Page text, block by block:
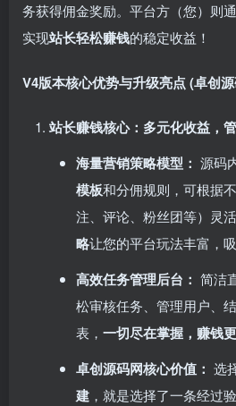
务获得佣金奖励。平台方（您）则
实现站长轻松赚钱的稳定收益！
V4版本核心优势与升级亮点 (卓创
站长赚钱核心：多元化收益，
海量营销策略模型：​ 源码
模板和分佣规则，可根据
注、评论、粉丝团等）灵活
略让您的平台玩法丰富，
高效任务管理后台：​ 简洁
松审核任务、管理用户、
表，​ 一切尽在掌握，赚钱
卓创源码网核心价值：​ 选
建 ，就是选择了一条经过